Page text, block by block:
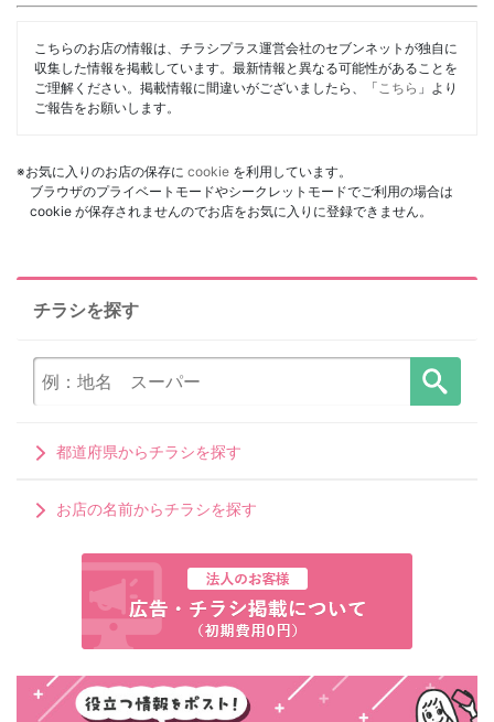
こちらのお店の情報は、チラシプラス運営会社のセブンネットが独自に
収集した情報を掲載しています。最新情報と異なる可能性があることを
ご理解ください。掲載情報に間違いがございましたら、「 こちら 」より
ご報告をお願いします。
※お気に入りのお店の保存に cookie を利用しています。
ブラウザのプライベートモードやシークレットモードでご利用の場合は
cookie が保存されませんのでお店をお気に入りに登録できません。
チラシを探す
都道府県からチラシを探す
お店の名前からチラシを探す